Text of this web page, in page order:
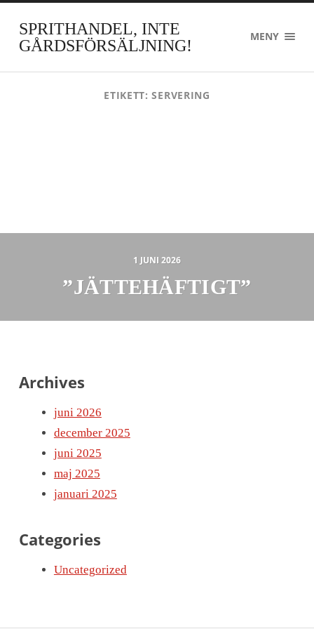
SPRITHANDEL, INTE
GÅRDSFÖRSÄLJNING!
MENY
ETIKETT:SERVERING
1 JUNI 2026
”JÄTTEHÄFTIGT”
Archives
juni 2026
december 2025
juni 2025
maj 2025
januari 2025
Categories
Uncategorized